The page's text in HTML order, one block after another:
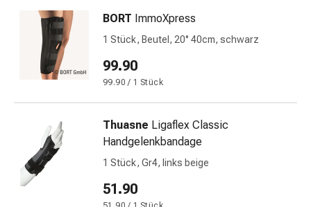
Juckreiz
Hühneraugen
Warzen
Fusspilz
Narbenbehandlung
Trockene
Krankhaftes
BORT ImmoXpress
1 Stück, Beutel, 20° 40cm, schwarz
99.90
99.90 / 1 Stück
Thuasne Ligaflex Classic
Handgelenkbandage
1 Stück, Gr4, links beige
51.90